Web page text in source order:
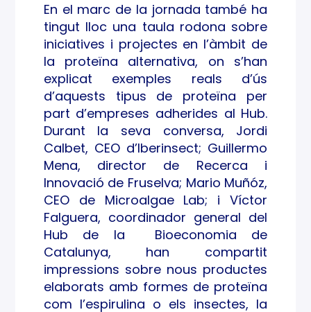
En el marc de la jornada també ha
tingut lloc una taula rodona sobre
iniciatives i projectes en l’àmbit de
la proteïna alternativa, on s’han
explicat exemples reals d’ús
d’aquests tipus de proteïna per
part d’empreses adherides al Hub.
Durant la seva conversa, Jordi
Calbet, CEO d’Iberinsect; Guillermo
Mena, director de Recerca i
Innovació de Fruselva; Mario Muñóz,
CEO de Microalgae Lab; i Víctor
Falguera, coordinador general del
Hub de la Bioeconomia de
Catalunya, han compartit
impressions sobre nous productes
elaborats amb formes de proteïna
com l’espirulina o els insectes, la